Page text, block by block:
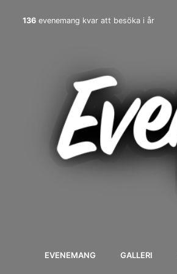
136 evenemang kvar att besöka i år
EVENEMANG GALLERI